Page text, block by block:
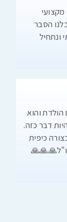
הסבר
ונתחיל
הולדת והוא
דבר כזה.
כיפית